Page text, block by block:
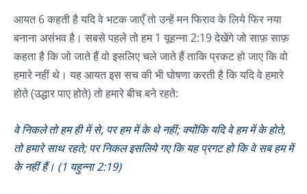
आयत 6 कहती है यदि वे भटक जाएँ तो उन्हें मन फिराव के लिये फिर नया
बनाना असंभव है। सबसे पहले तो हम 1 यूहन्ना 2:19 देखेंगे जो साफ़ साफ़
कहता है कि जो जाते हैं वो इसलिए चले जाते हैं ताकि प्रकट हो जाए कि वो
हमारे नहीं थे। यह आयत इस सच की भी घोषणा करती है कि यदि वे हमारे
होते (उद्धार पाए होते) तो हमारे बीच बने रहते:
वे निकले तो हम ही में से, पर हम में के थे नहीं; क्योंकि यदि वे हम में के होते,
तो हमारे साथ रहते; पर निकल इसलिये गए कि यह प्रगट हो कि वे सब हम में
के नहीं हैं। (1 यहुन्ना 2:19)